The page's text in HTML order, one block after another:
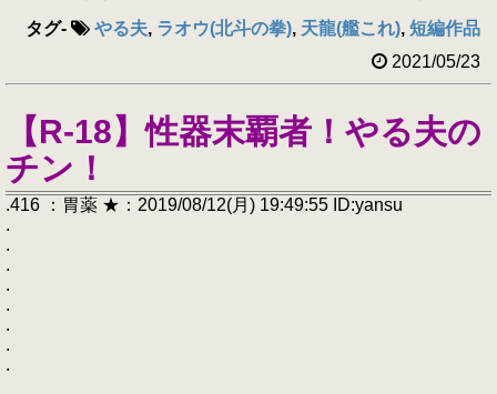
タグ- やる夫, ラオウ(北斗の拳), 天龍(艦これ), 短編作品
2021/05/23
【R-18】性器末覇者！やる夫の
チン！
.416 ：胃薬 ★：2019/08/12(月) 19:49:55 ID:yansu
.
.
.
.
.
.
.
.